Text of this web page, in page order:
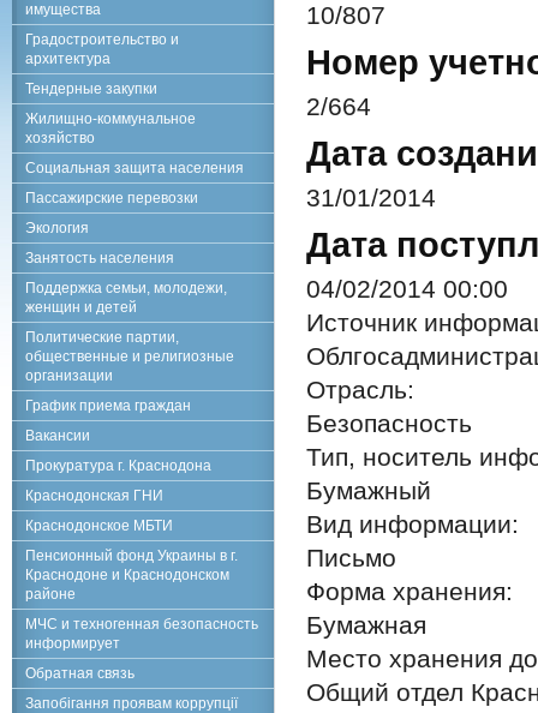
10/807
Номер
2/664
Дата
31/01/2014
Дата
04/02/2014 00:00
Источник
Отрасль:
Безопасность
Тип, носитель
Бумажный
Вид информации:
Письмо
Форма хранения:
Бумажная
Место хранения
Общий отдел
имущества
Градостроительство и
архитектура
Тендерные закупки
Жилищно-коммунальное
хозяйство
Социальная защита населения
Пассажирские перевозки
Экология
Занятость населения
Поддержка семьи, молодежи,
женщин и детей
Политические партии,
общественные и религиозные
организации
График приема граждан
Вакансии
Прокуратура г. Краснодона
Краснодонская ГНИ
Краснодонское МБТИ
Пенсионный фонд Украины в г.
Краснодоне и Краснодонском
районе
МЧС и техногенная безопасность
информирует
Обратная связь
Запобігання проявам коррупції